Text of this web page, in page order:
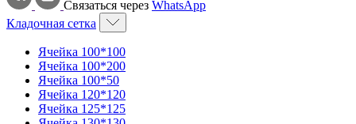
Связаться через WhatsApp
Кладочная сетка
Ячейка 100*100
Ячейка 100*200
Ячейка 100*50
Ячейка 120*120
Ячейка 125*125